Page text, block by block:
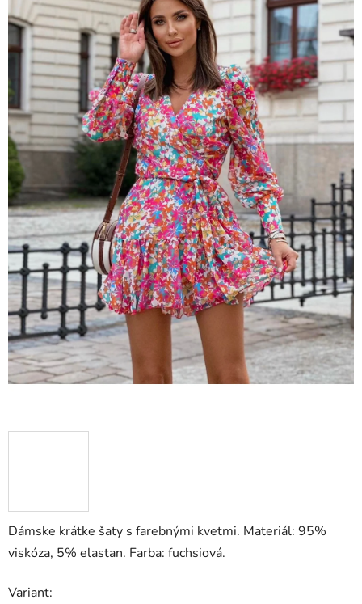
Dámske krátke šaty s farebnými kvetmi. Materiál: 95%
viskóza, 5% elastan. Farba: fuchsiová.
Variant: